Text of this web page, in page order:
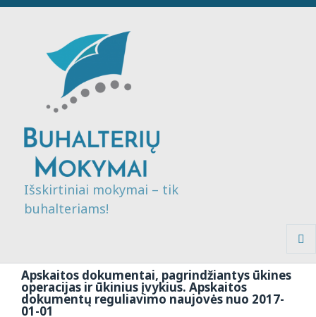
Išskirtiniai mokymai – tik
buhalteriams!
Apskaitos dokumentai, pagrindžiantys ūkines
operacijas ir ūkinius įvykius. Apskaitos
dokumentų reguliavimo naujovės nuo 2017-
01-01